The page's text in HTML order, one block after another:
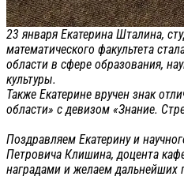
23 января Екатерина Шталина,
математического факультета
области в сфере образования,
культуры.
Также Екатерине вручен знак
области» с девизом «Знание.
Поздравляем Екатерину и
Петровича Клишина, доцента
наградами и желаем дальнейших